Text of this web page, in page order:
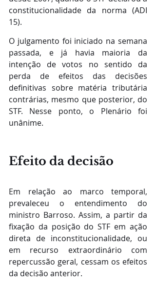
constitucionalidade da norma (ADI
15).
O julgamento foi iniciado na semana
passada, e já havia maioria da
intenção de votos no sentido da
perda de efeitos das decisões
definitivas sobre matéria tributária
contrárias, mesmo que posterior, do
STF. Nesse ponto, o Plenário foi
unânime.
Efeito da decisão
Em relação ao marco temporal,
prevaleceu o entendimento do
ministro Barroso. Assim, a partir da
fixação da posição do STF em ação
direta de inconstitucionalidade, ou
em recurso extraordinário com
repercussão geral, cessam os efeitos
da decisão anterior.